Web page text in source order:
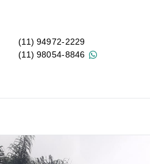
(11) 94972-2229
(11) 98054-8846